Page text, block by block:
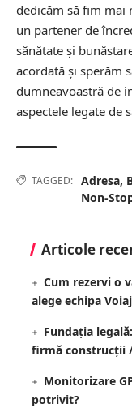
dedicăm să fim mai
un partener de
sănătate și
acordată și sperăm
dumneavoastră de
aspectele legate de
TAGGED: Adresa,
Non-
Articole
Cum rezervi o
alege echipa
Fundația
firmă construcții
Monitorizare
potrivit?